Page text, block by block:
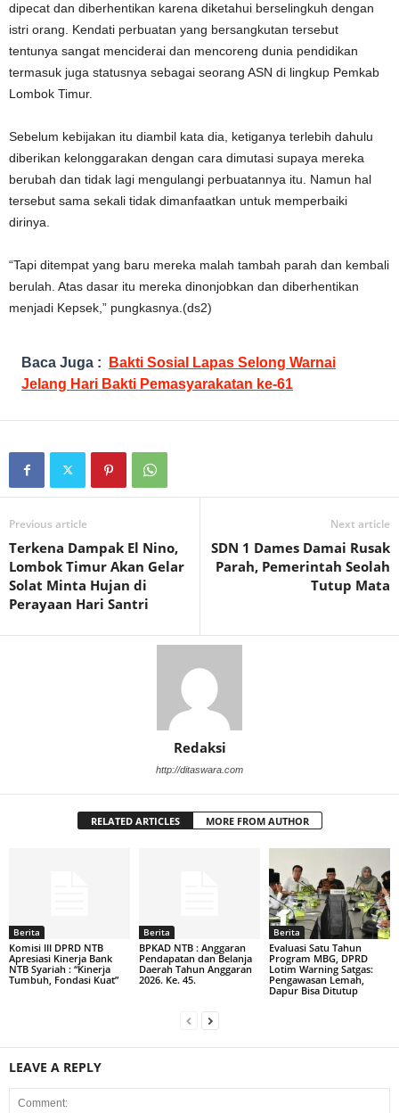
dipecat dan diberhentikan karena diketahui berselingkuh dengan
istri orang. Kendati perbuatan yang bersangkutan tersebut
tentunya sangat menciderai dan mencoreng dunia pendidikan
termasuk juga statusnya sebagai seorang ASN di lingkup Pemkab
Lombok Timur.
Sebelum kebijakan itu diambil kata dia, ketiganya terlebih dahulu
diberikan kelonggarakan dengan cara dimutasi supaya mereka
berubah dan tidak lagi mengulangi perbuatannya itu. Namun hal
tersebut sama sekali tidak dimanfaatkan untuk memperbaiki
dirinya.
“Tapi ditempat yang baru mereka malah tambah parah dan kembali
berulah. Atas dasar itu mereka dinonjobkan dan diberhentikan
menjadi Kepsek,” pungkasnya.(ds2)
Baca Juga :
Bakti Sosial Lapas Selong Warnai
Jelang Hari Bakti Pemasyarakatan ke-61
Previous article
Terkena Dampak El Nino,
Lombok Timur Akan Gelar
Solat Minta Hujan di
Perayaan Hari Santri
Next article
SDN 1 Dames Damai Rusak
Parah, Pemerintah Seolah
Tutup Mata
Redaksi
http://ditaswara.com
RELATED ARTICLES MORE FROM AUTHOR
Berita
Komisi III DPRD NTB
Apresiasi Kinerja Bank
NTB Syariah : “Kinerja
Tumbuh, Fondasi Kuat”
Berita
BPKAD NTB : Anggaran
Pendapatan dan Belanja
Daerah Tahun Anggaran
2026. Ke. 45.
Berita
Evaluasi Satu Tahun
Program MBG, DPRD
Lotim Warning Satgas:
Pengawasan Lemah,
Dapur Bisa Ditutup
LEAVE A REPLY